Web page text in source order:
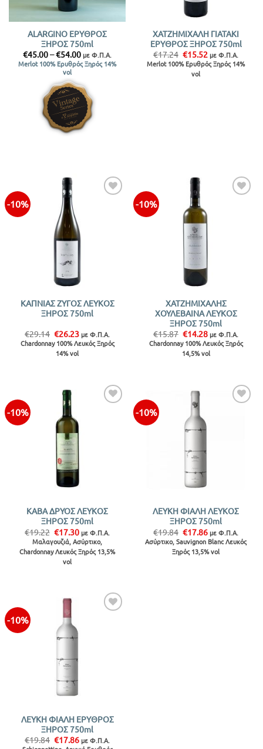
ALARGINO ΕΡΥΘΡΟΣ
ΞΗΡΟΣ 750ml
€45.00–€54.00Price
range:
€45.00
€54.00
με Φ.Π.Α.
Merlot 100% Ερυθρός Ξηρός 14%
vol
ΧΑΤΖΗΜΙΧΑΛΗ ΓΙΑΤΑΚΙ
ΕΡΥΘΡΟΣ ΞΗΡΟΣ 750ml
€17.24 Original
price
was:
€17.24.
€15.52 Η
τρέχουσα
τιμή
με Φ.Π.Α.
Merlot 100% Ερυθρός Ξηρός 14%
vol
-10%
ΚΑΠΝΙΑΣ ΖΥΓΟΣ ΛΕΥΚΟΣ
ΞΗΡΟΣ 750ml
€29.14 Original
price
was:
€29.14.
€26.23Η
τρέχουσα
τιμή
με Φ.Π.Α.
Chardonnay 100% Λευκός Ξηρός
14% vol
-10%
ΧΑΤΖΗΜΙΧΑΛΗΣ
ΧΟΥΛΕΒΑΙΝΑ ΛΕΥΚΟΣ
ΞΗΡΟΣ 750ml
€15.87 Original
price
was:
€15.87.
€14.28Η
τρέχουσα
τιμή
είναι:
με Φ.Π.Α.
Chardonnay 100% Λευκός Ξηρός
14,5% vol
-10%
ΚΑΒΑ ΔΡΥΟΣ ΛΕΥΚΟΣ
ΞΗΡΟΣ 750ml
€19.22 Original
price
was:
€19.22.
€17.30Η
τρέχουσα
τιμή
είναι:
με Φ.Π.Α.
Μαλαγουζιά, Ασύρτικο,
Chardonnay Λευκός Ξηρός 13,5%
vol
-10%
ΛΕΥΚΗ ΦΙΑΛΗ ΛΕΥΚΟΣ
ΞΗΡΟΣ 750ml
€19.84 Original
price
was:
€19.84.
€17.86Η
τρέχουσα
τιμή
είναι:
με Φ.Π.Α.
Ασύρτικο, Sauvignon Blanc Λευκός
Ξηρός 13,5% vol
-10%
ΛΕΥΚΗ ΦΙΑΛΗ ΕΡΥΘΡΟΣ
ΞΗΡΟΣ 750ml
€19.84 Original
price
€17.86Η
τρέχουσα
με Φ.Π.Α.